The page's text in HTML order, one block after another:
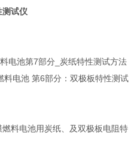
测试仪
电池第7部分_炭纸特性测试方法
电池 第6部分：双极板特性测试
料电池用炭纸、及双极板电阻特